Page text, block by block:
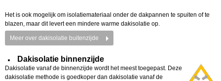
Het is ook mogelijk om isolatiemateriaal onder de dakpannen te spuiten of te
blazen, maar dit levert een mindere warme dakisolatie op.
Meer over dakisolatie buitenzijde
Dakisolatie binnenzijde
Dakisolatie vanaf de binnenzijde wordt het meest toegepast. Deze
dakisolatie methode is goedkoper dan dakisolatie vanaf de